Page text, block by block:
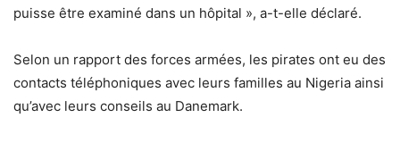
puisse être examiné dans un hôpital », a-t-elle déclaré.
Selon un rapport des forces armées, les pirates ont eu des
contacts téléphoniques avec leurs familles au Nigeria ainsi
qu’avec leurs conseils au Danemark.